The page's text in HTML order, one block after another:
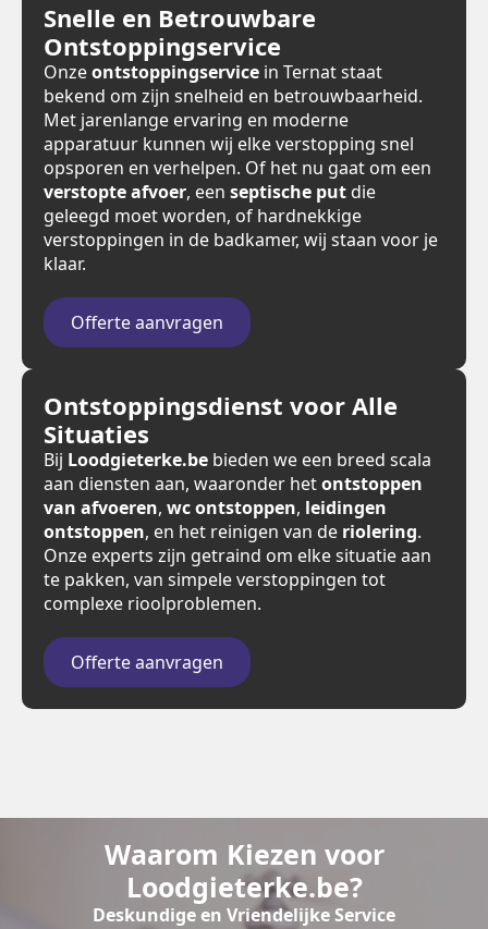
Snelle en Betrouwbare
Ontstoppingservice
Onzeontstoppingservice in Ternat staat
bekend om zijn snelheid en betrouwbaarheid.
Met jarenlange ervaring en moderne
apparatuur kunnen wij elke verstopping snel
opsporen en verhelpen. Of het nu gaat om een
verstopte afvoer, een septische put die
geleegd moet worden, of hardnekkige
verstoppingen in de badkamer, wij staan voor je
klaar.
Offerte aanvragen
Ontstoppingsdienst voor Alle
Situaties
Bij Loodgieterke.be bieden we een breed scala
aan diensten aan, waaronder hetontstoppen
van afvoeren, wc ontstoppen, leidingen
ontstoppen, en het reinigen van de riolering.
Onze experts zijn getraind om elke situatie aan
te pakken, van simpele verstoppingen tot
complexe rioolproblemen.
Offerte aanvragen
Waarom Kiezen voor
Loodgieterke.be?
Deskundige en Vriendelijke Service